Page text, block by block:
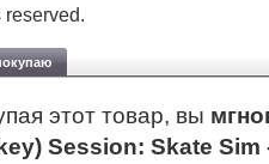
reserved.
этот товар, вы
Session: Skate